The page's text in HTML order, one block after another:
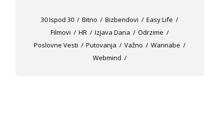
30 Ispod 30 Bitno Bizbendovi
Easy Life
Filmovi
HR Izjava Dana
Odrzime
Poslovne Vesti
Putovanja Važno
Wannabe
Webmind